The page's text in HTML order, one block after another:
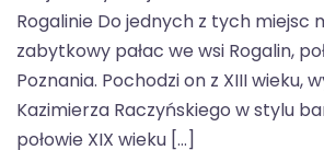
Rogalinie Do jednych z tych miejsc
zabytkowy pałac we wsi Rogalin,
Poznania. Pochodzi on z XIII wieku,
Kazimierza Raczyńskiego w stylu
połowie XIX wieku […]